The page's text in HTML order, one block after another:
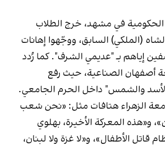
في مشهد، خرج الطلاب
(الملكي) السابق، ووجّهوا إهانات
إياهم بـ "عديمي الشرف". كما رُدد
أصفهان الصناعية، حيث رفع
والشمس" داخل الحرم الجامعي.
الزهراء هتافات مثل: «نحن شعب
و«هذه المعركة الأخيرة، بهلوي
قاتل الأطفال»، و«لا غزة ولا لبنان،